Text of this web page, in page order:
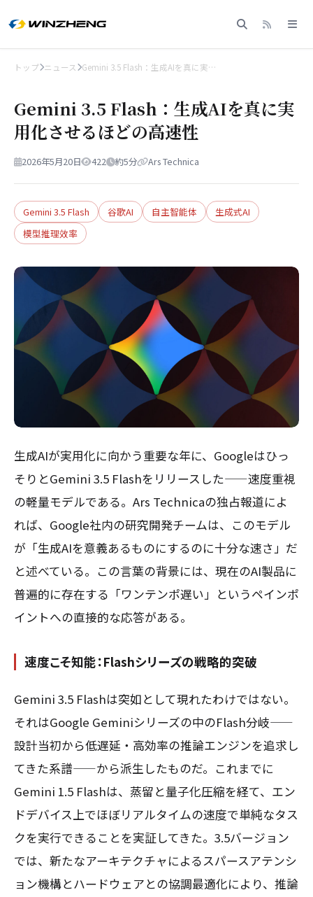
トップ ニュース Gemini 3.5 Flash：生成AIを真に実…
Gemini 3.5 Flash：生成AIを真に実
用化させるほどの高速性
2026年5月20日 422 約5分 Ars Technica
Gemini 3.5 Flash 谷歌AI 自主智能体
生成式AI
模型推理效率
生成AIが実用化に向かう重要な年に、Googleはひっ
そりとGemini 3.5 Flashをリリースした——速度重視
の軽量モデルである。Ars Technicaの独占報道によ
れば、Google社内の研究開発チームは、このモデル
が「生成AIを意義あるものにするのに十分な速さ」だ
と述べている。この言葉の背景には、現在のAI製品に
普遍的に存在する「ワンテンポ遅い」というペインポ
イントへの直接的な応答がある。
速度こそ知能：Flashシリーズの戦略的突破
Gemini 3.5 Flashは突如として現れたわけではない。
それはGoogle Geminiシリーズの中のFlash分岐——
設計当初から低遅延・高効率の推論エンジンを追求し
てきた系譜——から派生したものだ。これまでに
Gemini 1.5 Flashは、蒸留と量子化圧縮を経て、エン
ドデバイス上でほぼリアルタイムの速度で単純なタス
クを実行できることを実証してきた。3.5バージョン
では、新たなアーキテクチャによるスパースアテンシ
ョン機構とハードウェアとの協調最適化により、推論